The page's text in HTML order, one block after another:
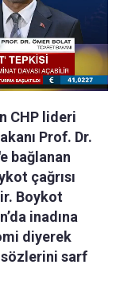
CHP lideri
Prof. Dr.
bağlanan
çağrısı
Boykot
inadına
diyerek
sözlerini sarf